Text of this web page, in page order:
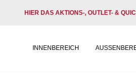
HIER DAS AKTIONS-, OUTLET- &
INNENBEREICH